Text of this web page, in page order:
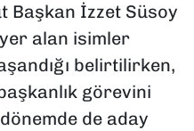
Başkan İzzet Süsoy
alan isimler
belirtilirken,
görevini
de aday